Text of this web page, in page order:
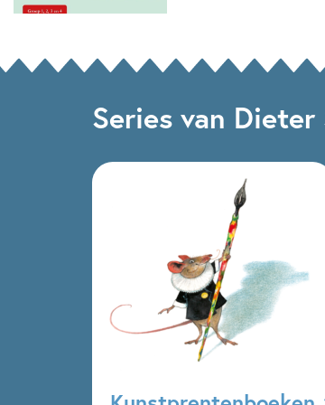
Series van